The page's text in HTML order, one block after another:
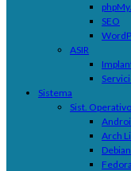
SEO
ASIR
Sistema
Sist.
Arch
Debian
Fedora